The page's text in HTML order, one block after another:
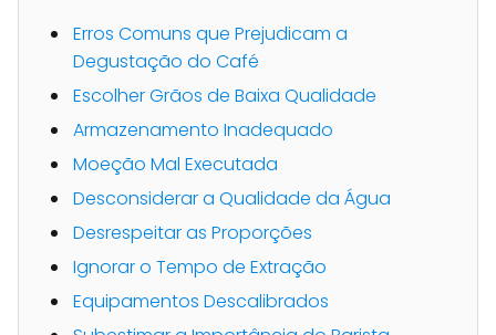
Erros Comuns que Prejudicam a
Degustação do Café
Escolher Grãos de Baixa Qualidade
Armazenamento Inadequado
Moeção Mal Executada
Desconsiderar a Qualidade da Água
Desrespeitar as Proporções
Ignorar o Tempo de Extração
Equipamentos Descalibrados